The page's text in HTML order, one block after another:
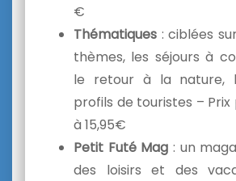
€
Thématiques : ciblées
thèmes, les séjours à
le retour à la nature,
profils de touristes –
à 15,95€
Petit Futé Mag : un
des loisirs et des